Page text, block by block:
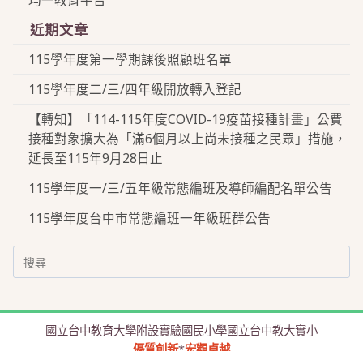
近期文章
115學年度第一學期課後照顧班名單
115學年度二/三/四年級開放轉入登記
【轉知】「114-115年度COVID-19疫苗接種計畫」公費
接種對象擴大為「滿6個月以上尚未接種之民眾」措施，
延長至115年9月28日止
115學年度一/三/五年級常態編班及導師編配名單公告
115學年度台中市常態編班一年級班群公告
Search
for:
國立台中教育大學附設實驗國民小學國立台中教大實小